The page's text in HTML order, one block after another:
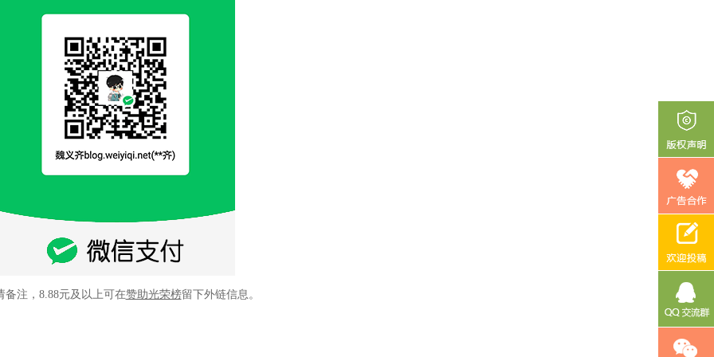
备注，8.88元及以上可在赞助光荣榜留下外链信息。